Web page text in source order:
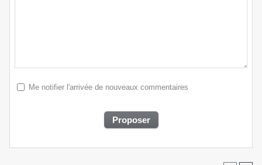
Me notifier l'arrivée de nouveaux commentaires